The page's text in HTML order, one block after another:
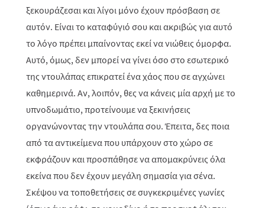
ξεκουράζεσαι και λίγοι μόνο έχουν πρόσβαση σε
αυτόν. Είναι το καταφύγιό σου και ακριβώς για αυτό
το λόγο πρέπει μπαίνοντας εκεί να νιώθεις όμορφα.
Αυτό, όμως, δεν μπορεί να γίνει όσο στο εσωτερικό
της ντουλάπας επικρατεί ένα χάος που σε αγχώνει
καθημερινά. Αν, λοιπόν, θες να κάνεις μία αρχή με το
υπνοδωμάτιο, προτείνουμε να ξεκινήσεις
οργανώνοντας την ντουλάπα σου. Έπειτα, δες ποια
από τα αντικείμενα που υπάρχουν στο χώρο σε
εκφράζουν και προσπάθησε να απομακρύνεις όλα
εκείνα που δεν έχουν μεγάλη σημασία για σένα.
Σκέψου να τοποθετήσεις σε συγκεκριμένες γωνίες